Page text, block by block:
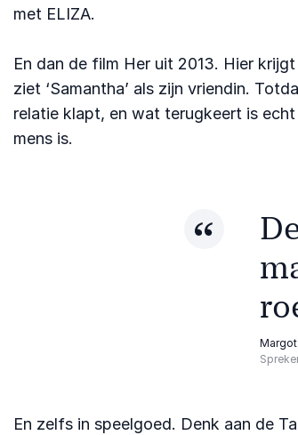
met ELIZA.
En dan de film Her uit 2013. Hier
ziet ‘Samantha’ als zijn vriendin.
relatie klapt, en wat terugkeert is
mens is.
Margot
En zelfs in speelgoed. Denk aan de